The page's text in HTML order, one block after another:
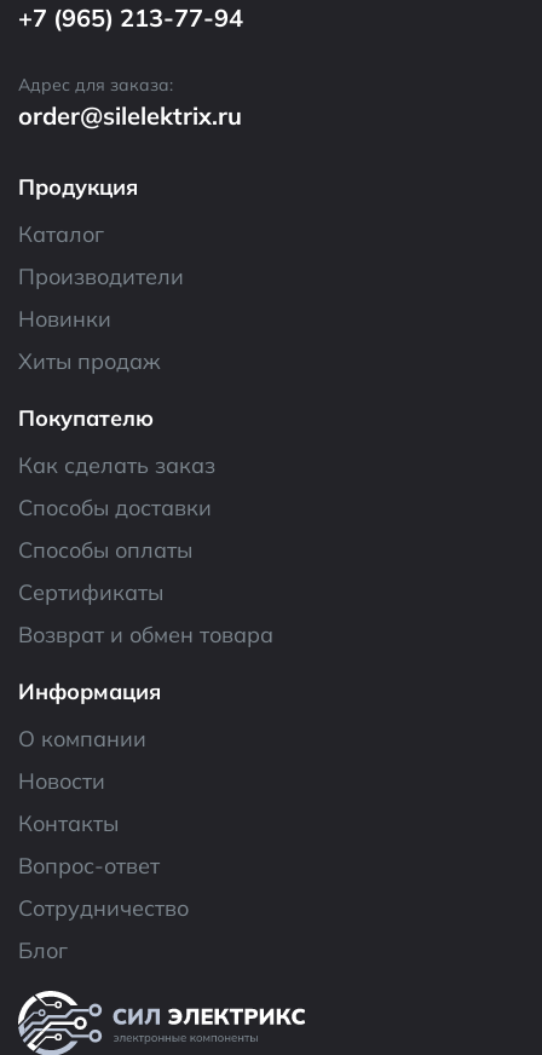
+7 (965) 213-77-94
Адрес для заказа:
order@silelektrix.ru
Продукция
Каталог
Производители
Новинки
Хиты продаж
Покупателю
Как сделать заказ
Способы доставки
Способы оплаты
Сертификаты
Возврат и обмен товара
Информация
О компании
Новости
Контакты
Вопрос-ответ
Сотрудничество
Блог